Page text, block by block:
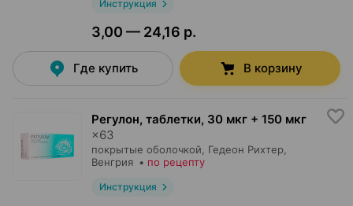
Инструкция
3,00 — 24,16 р.
Где купить В корзину
Регулон, таблетки, 30 мкг + 150 мкг
×63
покрытые оболочкой, Гедеон Рихтер
Венгрия • по рецепту
Инструкция